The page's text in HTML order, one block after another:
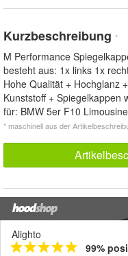
Kurzbeschreibung *
M Performance
besteht aus: 1x links 1x
Hohe Qualität + Hochglanz
Kunststoff + Spiegelkappen
für: BMW 5er F10
* maschinell aus der
Alighto
99%